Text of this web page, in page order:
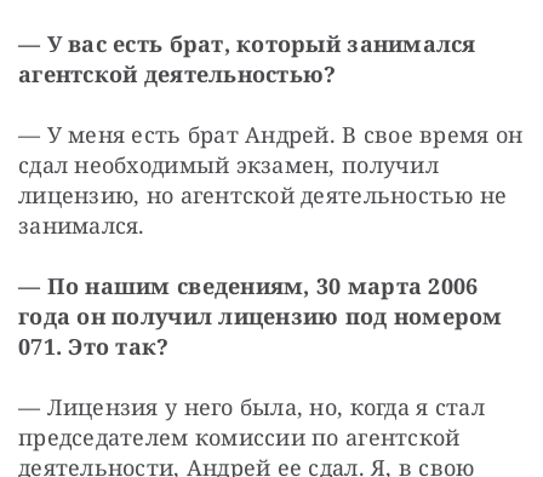
— У вас есть брат, который занимался
агентской деятельностью?
— У меня есть брат Андрей. В свое время он
сдал необходимый экзамен, получил
лицензию, но агентской деятельностью не
занимался.
— По нашим сведениям, 30 марта 2006
года он получил лицензию под номером
071. Это так?
— Лицензия у него была, но, когда я стал
председателем комиссии по агентской
деятельности, Андрей ее сдал. Я, в свою